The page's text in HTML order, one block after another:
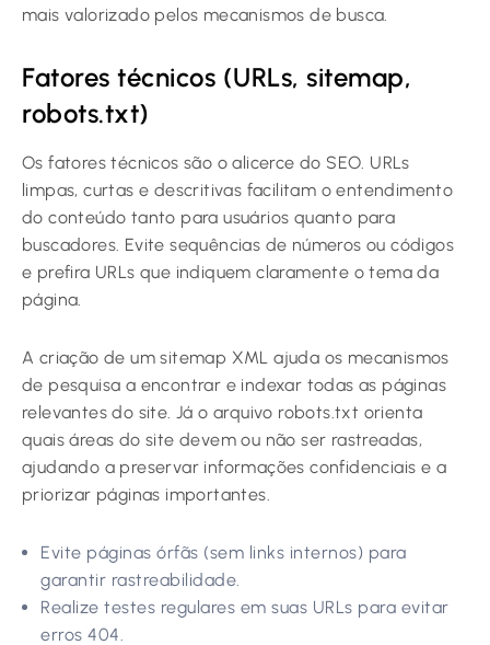
mais valorizado pelos mecanismos de busca.
Fatores técnicos (URLs, sitemap,
robots.txt)
Os fatores técnicos são o alicerce do SEO. URLs
limpas, curtas e descritivas facilitam o entendimento
do conteúdo tanto para usuários quanto para
buscadores. Evite sequências de números ou códigos
e prefira URLs que indiquem claramente o tema da
página.
A criação de um sitemap XML ajuda os mecanismos
de pesquisa a encontrar e indexar todas as páginas
relevantes do site. Já o arquivo robots.txt orienta
quais áreas do site devem ou não ser rastreadas,
ajudando a preservar informações confidenciais e a
priorizar páginas importantes.
Evite páginas órfãs (sem links internos) para
garantir rastreabilidade.
Realize testes regulares em suas URLs para evitar
erros 404.